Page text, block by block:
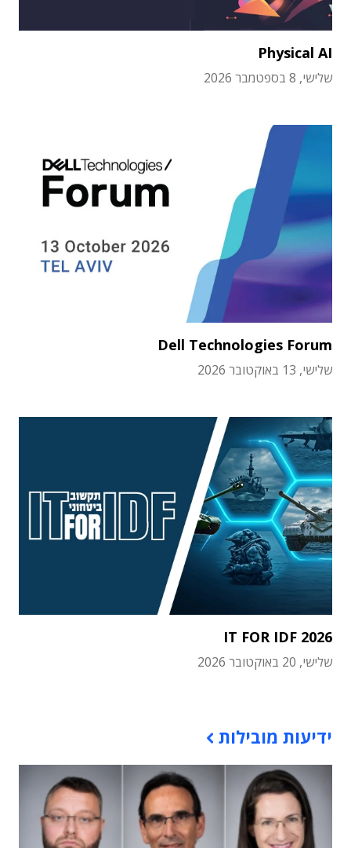
Physical AI
שלישי, 8 בספטמבר 2026
Dell Technologies Forum
שלישי, 13 באוקטובר 2026
IT FOR IDF 2026
שלישי, 20 באוקטובר 2026
ידיעות מובילות